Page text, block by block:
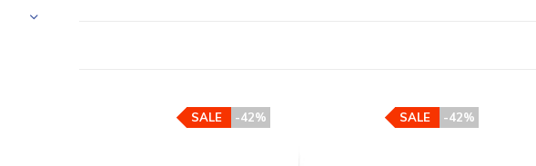
-42%
SALE -42%
SALE